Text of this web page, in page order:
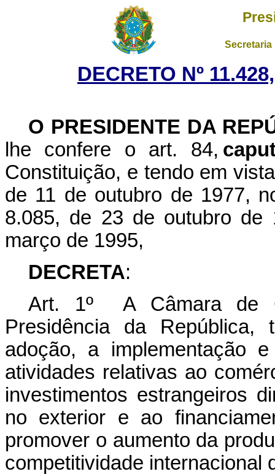
DECRETO Nº
O PRESIDENTE DA
lhe confere o art. 84,
Constituição, e tendo em
de 11 de outubro de 1977,
8.085, de 23 de outubro
março de 1995,
DECRETA:
Art. 1º A Câmara de
Presidência da
adoção, a implementação
atividades relativas ao
investimentos estrangeiros
no exterior e ao
promover o aumento da
competitividade internacional